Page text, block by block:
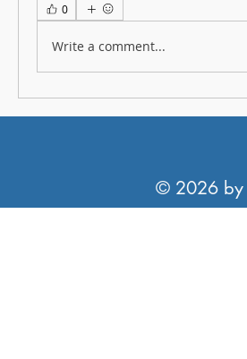
0
Write a comment...
© 2026 by